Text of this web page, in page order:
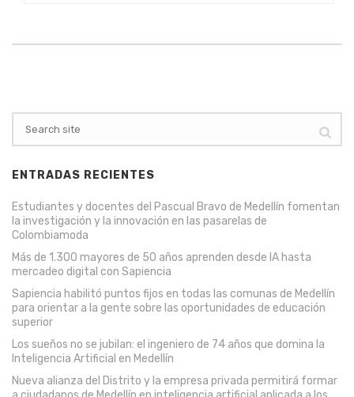
ENTRADAS RECIENTES
Estudiantes y docentes del Pascual Bravo de Medellín fomentan
la investigación y la innovación en las pasarelas de
Colombiamoda
Más de 1.300 mayores de 50 años aprenden desde IA hasta
mercadeo digital con Sapiencia
Sapiencia habilitó puntos fijos en todas las comunas de Medellín
para orientar a la gente sobre las oportunidades de educación
superior
Los sueños no se jubilan: el ingeniero de 74 años que domina la
Inteligencia Artificial en Medellín
Nueva alianza del Distrito y la empresa privada permitirá formar